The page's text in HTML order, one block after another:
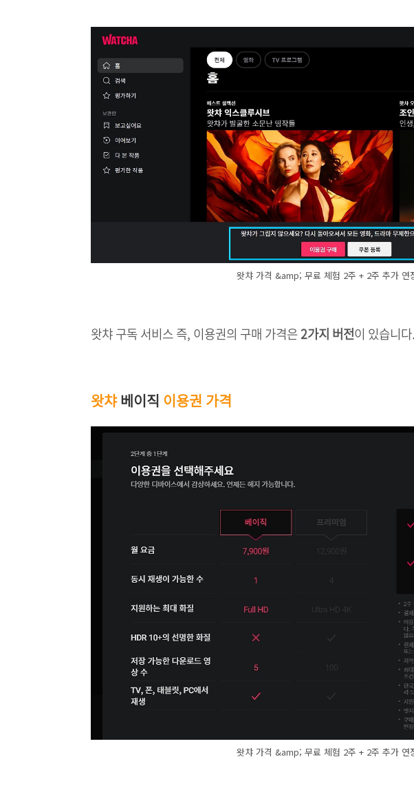
왓챠 가격 &amp; 무료 체험 2주 + 2주 추가 연
왓챠 구독 서비스 즉, 이용권의 구매 가격은2가지 버전이 있습니
왓챠베이직 이용권 가격
왓챠 가격 &amp; 무료 체험 2주 + 2주 추가 연